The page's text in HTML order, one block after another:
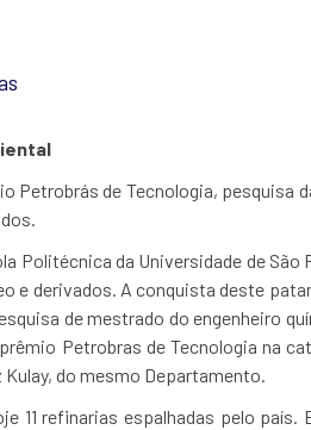
Petrobrás de Tecnologia,
Politécnica da Universidade de
e derivados. A conquista deste
de mestrado do engenheiro
Petrobras de Tecnologia na
do mesmo Departamento.
11 refinarias espalhadas pelo